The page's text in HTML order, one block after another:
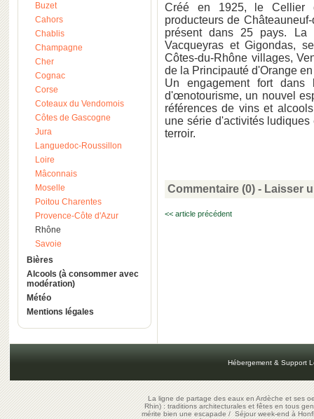
Buzet
Cahors
Chablis
Champagne
Cher
Cognac
Corse
Coteaux du Vendomois
Côtes de Gascogne
Jura
Languedoc-Roussillon
Loire
Mâconnais
Moselle
Poitou Charentes
Provence-Côte d'Azur
Rhône
Savoie
Bières
Alcools (à consommer avec
modération)
Météo
Mentions légales
Créé en 1925, le Cellier
producteurs de
présent dans 25 pays.
Vacqueyras et Gigondas,
Côtes-du-Rhône villages,
de la Principauté d'Orange en
Un engagement fort dans
d'œnotourisme, un nouvel
références de vins et
une série d'activités
terroir.
Commentaire (0) - Laisser
<< article précédent
Hébergement & Support
La ligne de partage des eaux en Ardèche et ses
Rhin) : traditions architecturales et fêtes en tous
mérite bien une escapade/Séjour week-end à